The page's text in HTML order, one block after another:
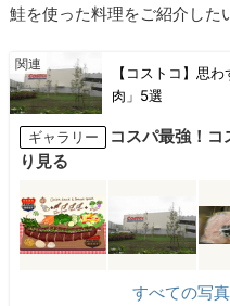
鮭を使った料理をご紹介した
【コストコ】思
肉」5選
ギャラリー
コスパ最強！コ
り見る
すべての写